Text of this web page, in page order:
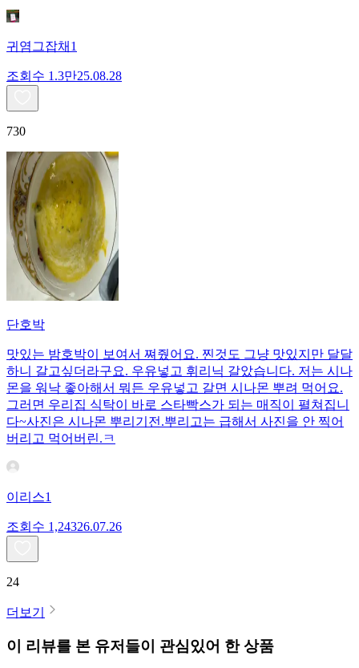
귀염그잡채1
조회수 1.3만25.08.28
730
단호박
맛있는 밤호박이 보여서 쪄줬어요. 찐것도 그냥 맛있지만 달달
하니 갈고싶더라구요. 우유넣고 휘리닉 갈았습니다. 저는 시나
몬을 워낙 좋아해서 뭐든 우유넣고 갈면 시나몬 뿌려 먹어요.
그러면 우리집 식탁이 바로 스타빡스가 되는 매직이 펼쳐집니
다~사진은 시나몬 뿌리기전.뿌리고는 급해서 사진을 안 찍어
버리고 먹어버린.ㅋ
이리스1
조회수 1,24326.07.26
24
더보기
이 리뷰를 본 유저들이 관심있어 한 상품